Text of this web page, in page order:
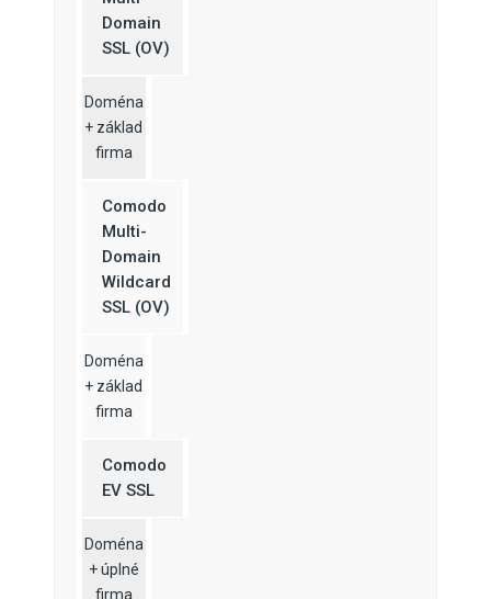
Domain
SSL (OV)
Doména
+ základ
firma
Comodo
Multi-
Domain
Wildcard
SSL (OV)
Doména
+ základ
firma
Comodo
EV SSL
Doména
+ úplné
firma